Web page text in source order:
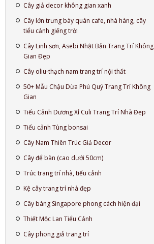
Cây giả decor không gian xanh
Cây lớn trưng bày quán cafe, nhà hàng, cây
tiểu cảnh giếng trời
Cây Linh sơn, Asebi Nhật Bản Trang Trí Không
Gian Đẹp
Cây oliu-thạch nam trang trí nội thất
50+ Mẫu Chậu Dừa Phú Quý Trang Trí Không
Gian
Tiểu Cảnh Dương Xỉ Culi Trang Trí Nhà Đẹp
Tiểu cảnh Tùng bonsai
Cây Nam Thiên Trúc Giả Decor
Cây để bàn (cao dưới 50cm)
Trúc trang trí nhà, tiểu cảnh
Kệ cây trang trí nhà đẹp
Cây bàng Singapore phong cách hiện đại
Thiết Mộc Lan Tiểu Cảnh
Cây phong giả trang trí